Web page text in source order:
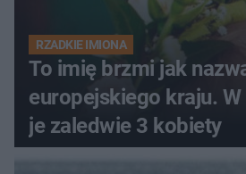
RZADKIE IMIONA
To imię brzmi jak
europejskiego kraju.
je zaledwie 3 kobiety